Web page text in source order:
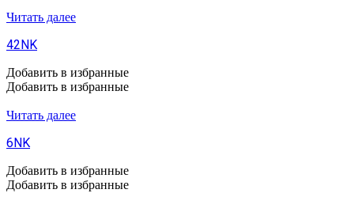
Читать далее
42NK
Добавить в избранные
Добавить в избранные
Читать далее
6NK
Добавить в избранные
Добавить в избранные